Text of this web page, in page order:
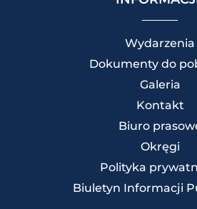
Wydarzenia
Dokumenty do
Galeria
Kontakt
Biuro
Okręgi
Polityka
Biuletyn Informacji